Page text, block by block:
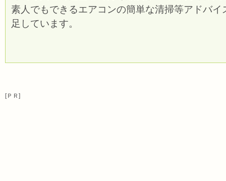
素人でもできるエアコンの簡単な清掃等アドバイ
足しています。
[ＰＲ]